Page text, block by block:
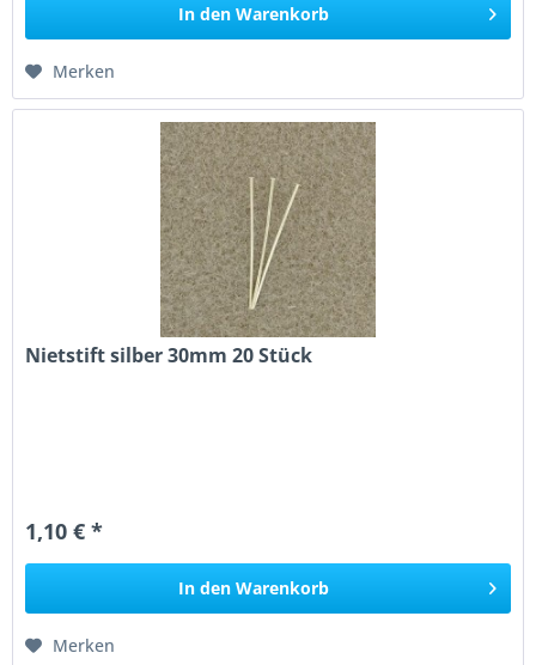
In den Warenkorb
Merken
Nietstift silber 30mm 20 Stück
1,10 € *
In den Warenkorb
Merken